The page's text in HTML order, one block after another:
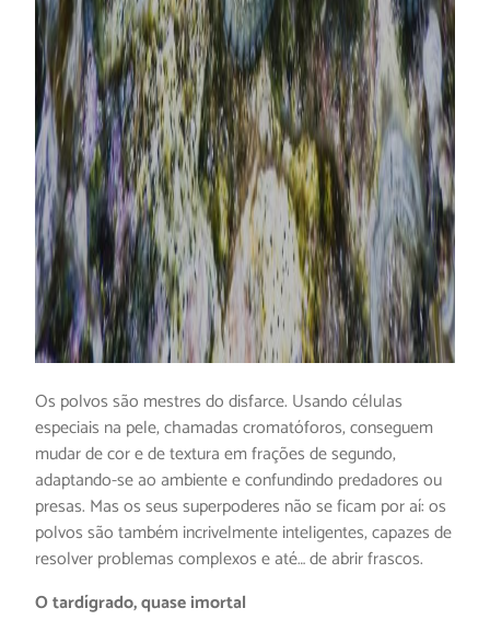
Os polvos são mestres do disfarce. Usando células
especiais na pele, chamadas cromatóforos, conseguem
mudar de cor e de textura em frações de segundo,
adaptando-se ao ambiente e confundindo predadores ou
presas. Mas os seus superpoderes não se ficam por aí: os
polvos são também incrivelmente inteligentes, capazes de
resolver problemas complexos e até… de abrir frascos.
O tardígrado, quase imortal